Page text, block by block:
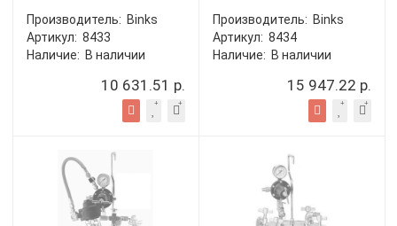
Производитель: Binks
Артикул: 8433
Наличие: В наличии
10 631.51 р.
Производитель: Binks
Артикул: 8434
Наличие: В наличии
15 947.22 р.